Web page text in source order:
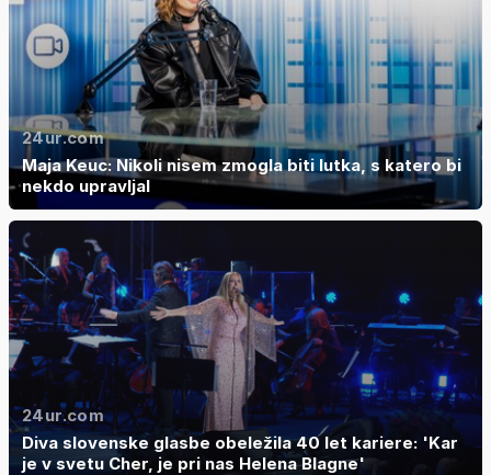
24ur.com
Maja Keuc: Nikoli nisem zmogla biti lutka, s katero bi
nekdo upravljal
24ur.com
Diva slovenske glasbe obeležila 40 let kariere: 'Kar
je v svetu Cher, je pri nas Helena Blagne'